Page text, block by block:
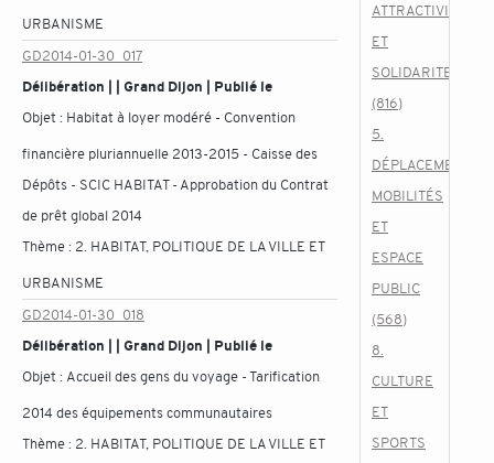
URBANISME
GD2014-01-30_017
Délibération | | Grand Dijon | Publié le
Objet : Habitat à loyer modéré - Convention
financière pluriannuelle 2013-2015 - Caisse des
Dépôts - SCIC HABITAT - Approbation du Contrat
de prêt global 2014
Thème : 2. HABITAT, POLITIQUE DE LA VILLE ET
URBANISME
GD2014-01-30_018
Délibération | | Grand Dijon | Publié le
Objet : Accueil des gens du voyage - Tarification
2014 des équipements communautaires
Thème : 2. HABITAT, POLITIQUE DE LA VILLE ET
ATTRACTIVITE
ET
SOLIDARITES
(816)
5.
DÉPLACEMENTS,
MOBILITÉS
ET
ESPACE
PUBLIC
(568)
8.
CULTURE
ET
SPORTS